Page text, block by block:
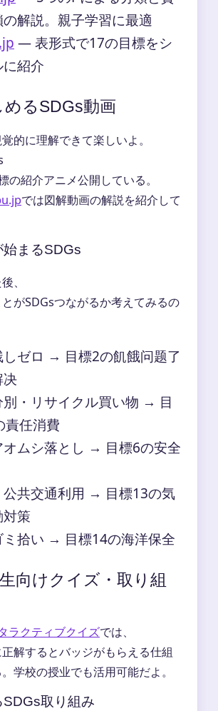
解説。親子学習に最適
― 表形式で17の目標をシ
紹介
めるSDGs動画
的に理解できて楽しいよ。
の紹介アニメ公開している。
では図解動画の解説を紹介して
始まるSDGs
、
がSDGsつながるか考えてみるの
しゼロ → 目標2の飢餓问题了
决
別・リサイクル買い物 → 目
責任消費
オムシ落とし → 目標6の安全
公共交通利用 → 目標13の気
策
ミ拾い → 目標14の海洋保全
向けクイズ・取り組
ラクティブクイズでは、
解するとバッジがもらえる仕組
学校の授业でも活用可能だよ。
取り組み